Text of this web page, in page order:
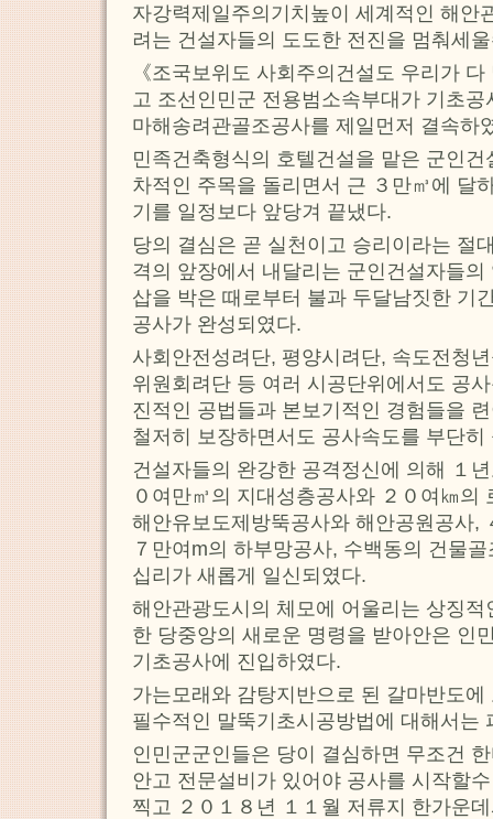
자강력제일주의기치높이 세계적인 해안
려는 건설자들의 도도한 전진을 멈춰세
《조국보위도 사회주의건설도 우리가
고 조선인민군 전용범소속부대가 기초
마해송려관골조공사를 제일먼저 결속하
민족건축형식의 호텔건설을 맡은 군인
차적인 주목을 돌리면서 근 ３만㎥에 달
기를 일정보다 앞당겨 끝냈다.
당의 결심은 곧 실천이고 승리이라는 절
격의 앞장에서 내달리는 군인건설자들
삽을 박은 때로부터 불과 두달남짓한 기
공사가 완성되였다.
사회안전성려단, 평양시려단, 속도전청
위원회려단 등 여러 시공단위에서도 공
진적인 공법들과 본보기적인 경험들을
철저히 보장하면서도 공사속도를 부단히
건설자들의 완강한 공격정신에 의해 １
０여만㎥의 지대성층공사와 ２０여㎞의
해안유보도제방뚝공사와 해안공원공사,
７만여m의 하부망공사, 수백동의 건물
십리가 새롭게 일신되였다.
해안관광도시의 체모에 어울리는 상징
한 당중앙의 새로운 명령을 받아안은 인
기초공사에 진입하였다.
가는모래와 감탕지반으로 된 갈마반도
필수적인 말뚝기초시공방법에 대해서는
인민군군인들은 당이 결심하면 무조건
안고 전문설비가 있어야 공사를 시작할
찍고 ２０１８년 １１월 저류지 한가운